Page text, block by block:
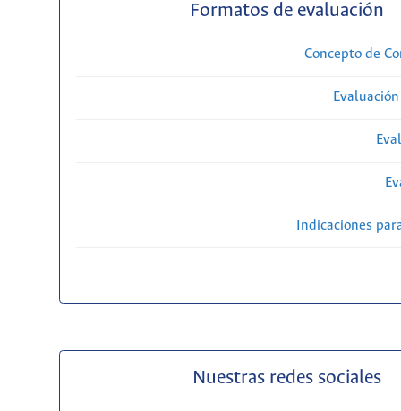
Formatos de evaluación
Concepto de
Indicaciones
Nuestras redes sociales